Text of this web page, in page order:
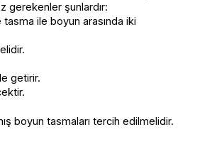
gerekenler şunlardır:
tasma ile boyun arasında iki
getirir.
boyun tasmaları tercih edilmelidir.